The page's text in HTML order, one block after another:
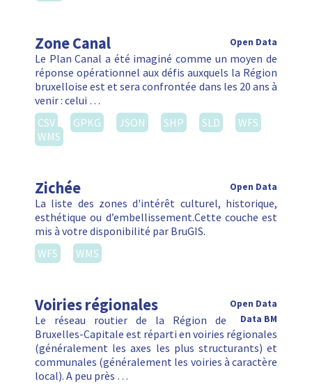
Zone Canal Open Data
Le Plan Canal a été imaginé comme un moyen de
réponse opérationnel aux défis auxquels la Région
bruxelloise est et sera confrontée dans les 20 ans à
venir : celui …
CSV
GPKG JSON SHP SLD
WFS
WMS
Zichée Open Data
La liste des zones d'intérêt culturel, historique,
esthétique ou d’embellissement.Cette couche est
mis à votre disponibilité par BruGIS.
WFS
WMS
Voiries régionales
Open Data
Data BM
Le réseau routier de la Région de
Bruxelles-Capitale est réparti en voiries régionales
(généralement les axes les plus structurants) et
communales (généralement les voiries à caractère
local). A peu près …